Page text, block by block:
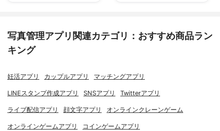
写真管理アプリ関連カテゴリ：おすすめ商品ラン
キング
妊活アプリ カップルアプリ マッチングアプリ
LINEスタンプ作成アプリ SNSアプリ Twitterアプリ
ライブ配信アプリ 顔文字アプリ オンラインクレーンゲーム
オンラインゲームアプリ コインゲームアプリ